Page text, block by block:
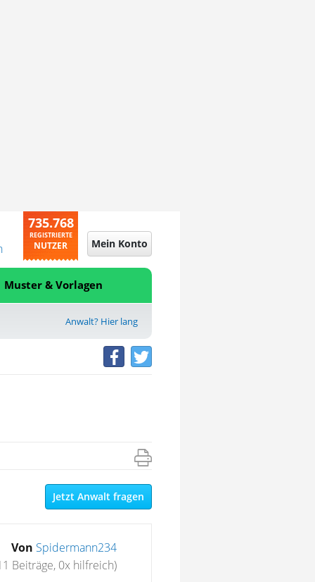
735.768
REGISTRIERTE
NUTZER Mein Konto
Muster & Vorlagen
Anwalt? Hier lang
Jetzt Anwalt fragen
Von Spidermann234
Beiträge, 0x hilfreich)